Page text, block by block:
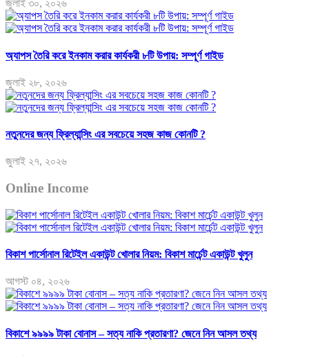
জুলাই ৩০, ২০২৬
অ্যাপস তৈরি করে ইনকাম করার কার্যকরী ৮টি উপায়: সম্পূর্ণ গাইড
জুলাই ২৮, ২০২৬
নতুনদের জন্য ফ্রিল্যান্সিং এর সবচেয়ে সহজ কাজ কোনটি ?
জুলাই ২৭, ২০২৬
Online Income
বিকাশ পার্সোনাল রিটেইল একাউন্ট খোলার নিয়ম: বিকাশ মার্চেন্ট একাউন্ট খুলুন
আগস্ট ০৪, ২০২৬
বিকাশে ৯৯৯৯ টাকা বোনাস – সত্য নাকি প্রতারণা? জেনে নিন আসল তথ্য